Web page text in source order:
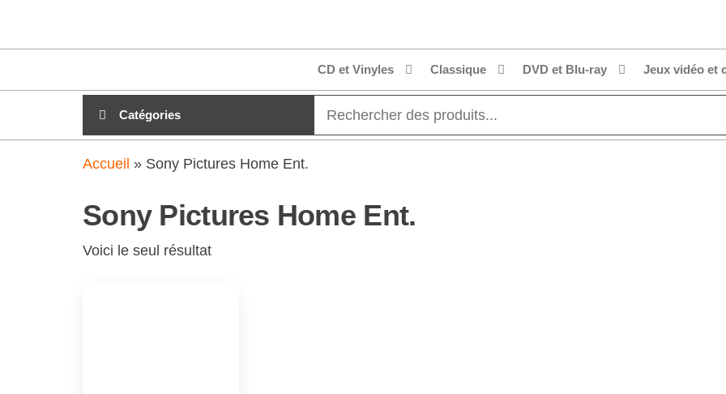
clubdial.fr
CD et Vinyles Classique DVD et Blu-ray Jeux vidéo et
Catégories
Accueil » Sony Pictures Home Ent.
Sony Pictures Home Ent.
Voici le seul résultat